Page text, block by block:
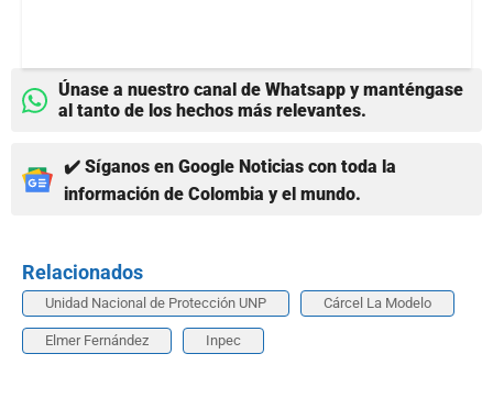
Únase a nuestro canal de Whatsapp y manténgase
al tanto de los hechos más relevantes.
✔️ Síganos en Google Noticias con toda la
información de Colombia y el mundo.
Relacionados
Unidad Nacional de Protección UNP Cárcel La Modelo
Elmer Fernández Inpec